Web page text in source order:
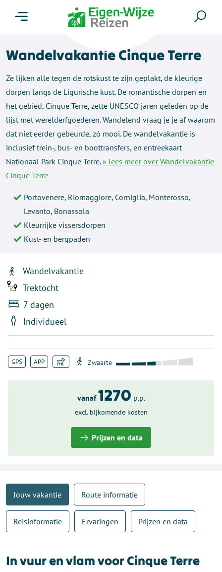
Wandelvakantie Cinque Terre
Ze lijken alle tegen de rotskust te zijn geplakt, de kleurige
dorpen langs de Ligurische kust. De romantische dorpen en
het gebied, Cinque Terre, zette UNESCO jaren geleden op de
lijst met werelderfgoederen. Wandelend vraag je je af waarom
dat niet eerder gebeurde, zó mooi. De wandelvakantie is
inclusief trein-, bus- en boottransfers, en entreekaart
Nationaal Park Cinque Terre.» lees meer over Wandelvakantie
Cinque Terre
Portovenere, Riomaggiore, Corniglia, Monterosso,
Levanto, Bonassola
Kleurrijke vissersdorpen
Kust- en bergpaden
GPS APP
Wandelvakantie
Trektocht
7 dagen
Individueel
vanaf 1270 p.p.
excl. bijkomende kosten
Prijzen en data
Jouw vakantie Route informatie
Reisinformatie Ervaringen Prijzen en data
In vuur en vlam voor Cinque Terre